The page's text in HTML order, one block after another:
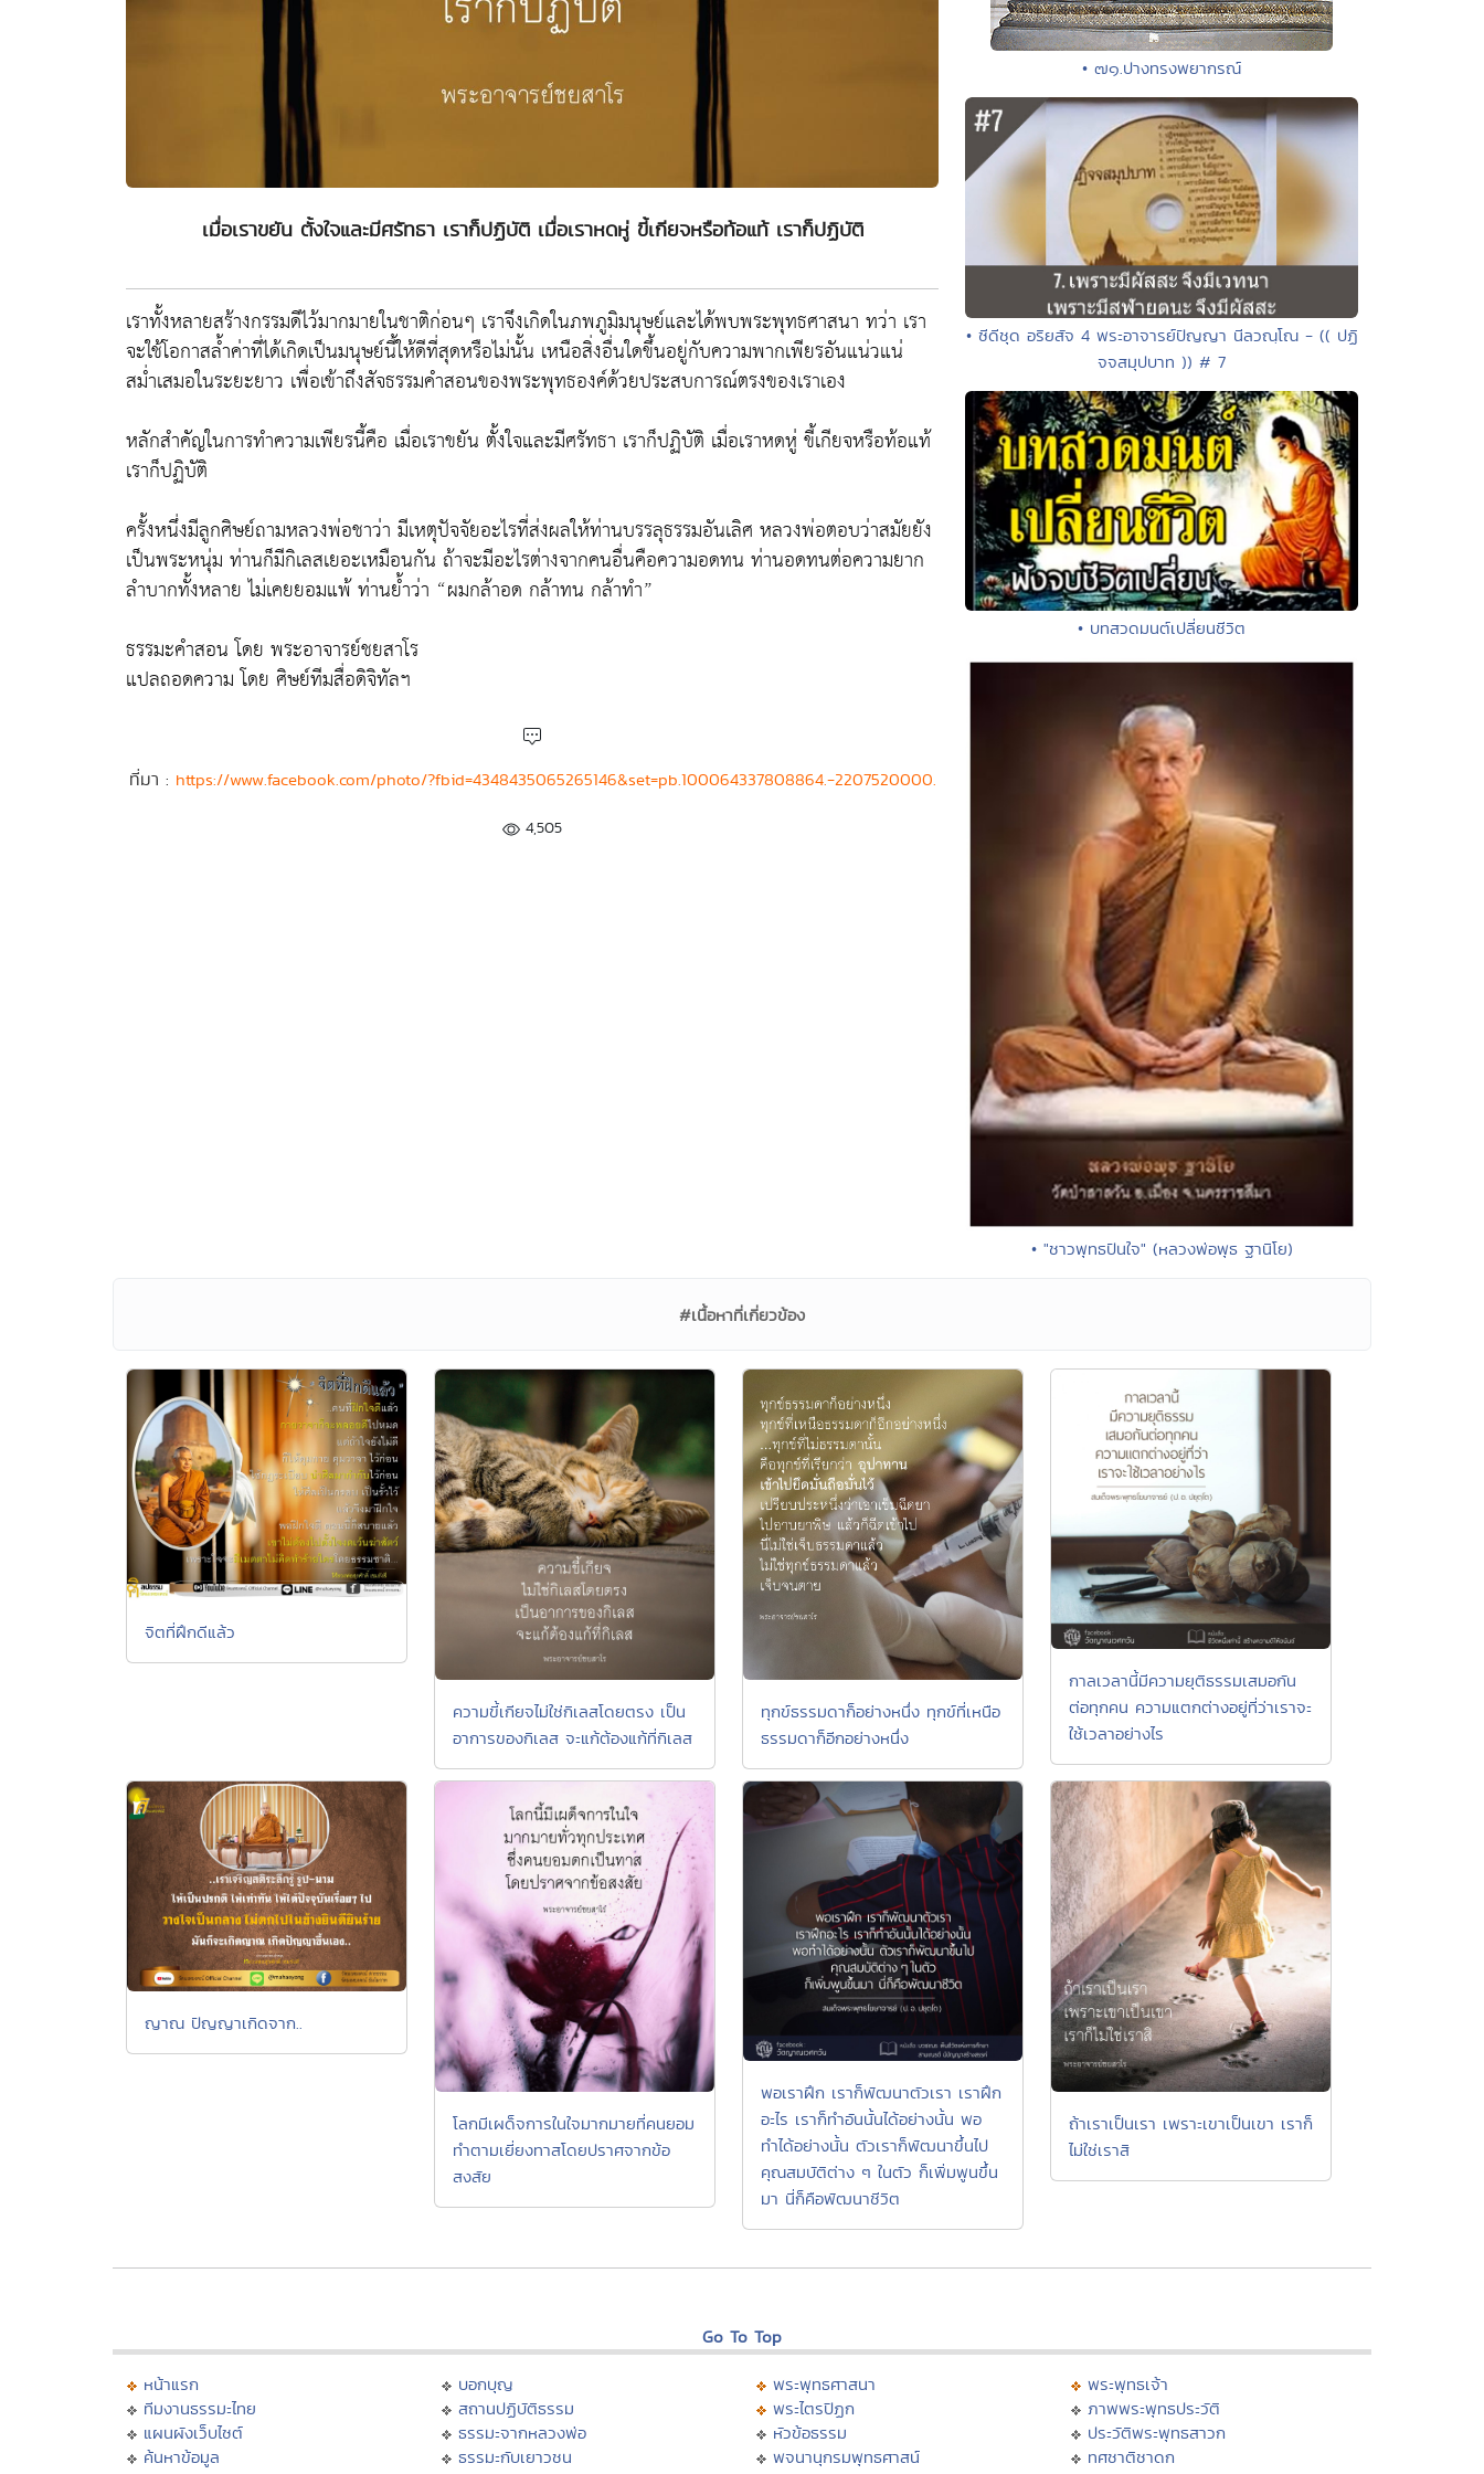
เมื่อเราขยัน ตั้งใจและมีศรัทธา เราก็ปฏิบัติ เมื่อเราหดหู่ ขี้เกียจหรือท้อแท้ เราก็ปฏิบัติ
เราทั้งหลายสร้างกรรมดีไว้มากมายในชาติก่อนๆ เราจึงเกิดในภพภูมิมนุษย์และได้พบพระพุทธศาสนา ทว่า เรา
จะใช้โอกาสล้ำค่าที่ได้เกิดเป็นมนุษย์นี้ให้ดีที่สุดหรือไม่นั้น เหนือสิ่งอื่นใดขึ้นอยู่กับความพากเพียรอันแน่วแน่
สม่ำเสมอในระยะยาว เพื่อเข้าถึงสัจธรรมคำสอนของพระพุทธองค์ด้วยประสบการณ์ตรงของเราเอง
หลักสำคัญในการทำความเพียรนี้คือ เมื่อเราขยัน ตั้งใจและมีศรัทธา เราก็ปฏิบัติ เมื่อเราหดหู่ ขี้เกียจหรือท้อแท้
เราก็ปฏิบัติ
ครั้งหนึ่งมีลูกศิษย์ถามหลวงพ่อชาว่า มีเหตุปัจจัยอะไรที่ส่งผลให้ท่านบรรลุธรรมอันเลิศ หลวงพ่อตอบว่าสมัยยัง
เป็นพระหนุ่ม ท่านก็มีกิเลสเยอะเหมือนกัน ถ้าจะมีอะไรต่างจากคนอื่นคือความอดทน ท่านอดทนต่อความยาก
ลำบากทั้งหลาย ไม่เคยยอมแพ้ ท่านย้ำว่า “ผมกล้าอด กล้าทน กล้าทำ”
ธรรมะคำสอน โดย พระอาจารย์ชยสาโร
แปลถอดความ โดย ศิษย์ทีมสื่อดิจิทัลฯ
ที่มา : https://www.facebook.com/photo/?fbid=4348435065265146&set=pb.100064337808864.-2207520000.
4,505
• ๗๑.ปางทรงพยากรณ์
• ซีดีชุด อริยสัจ 4 พระอาจารย์ปัญญา นีลวณฺโณ - (( ปฏิ
จจสมุปบาท )) # 7
• บทสวดมนต์เปลี่ยนชีวิต
• "ชาวพุทธปันใจ" (หลวงพ่อพุธ ฐานิโย)
#เนื้อหาที่เกี่ยวข้อง
จิตที่ฝึกดีแล้ว
ความขี้เกียจไม่ใช่กิเลสโดยตรง เป็น
อาการของกิเลส จะแก้ต้องแก้ที่กิเลส
ทุกข์ธรรมดาก็อย่างหนึ่ง ทุกข์ที่เหนือ
ธรรมดาก็อีกอย่างหนึ่ง
กาลเวลานี้มีความยุติธรรมเสมอกัน
ต่อทุกคน ความแตกต่างอยู่ที่ว่าเราจะ
ใช้เวลาอย่างไร
ญาณ ปัญญาเกิดจาก..
โลกมีเผด็จการในใจมากมายที่คนยอม
ทำตามเยี่ยงทาสโดยปราศจากข้อ
สงสัย
พอเราฝึก เราก็พัฒนาตัวเรา เราฝึก
อะไร เราก็ทำอันนั้นได้อย่างนั้น พอ
ทำได้อย่างนั้น ตัวเราก็พัฒนาขึ้นไป
คุณสมบัติต่าง ๆ ในตัว ก็เพิ่มพูนขึ้น
มา นี่ก็คือพัฒนาชีวิต
ถ้าเราเป็นเรา เพราะเขาเป็นเขา เราก็
ไม่ใช่เราสิ
Go To Top
หน้าแรก
ทีมงานธรรมะไทย
แผนผังเว็บไซต์
ค้นหาข้อมูล
บอกบุญ
สถานปฏิบัติธรรม
ธรรมะจากหลวงพ่อ
ธรรมะกับเยาวชน
พระพุทธศาสนา
พระไตรปิฏก
หัวข้อธรรม
พจนานุกรมพุทธศาสน์
พระพุทธเจ้า
ภาพพระพุทธประวัติ
ประวัติพระพุทธสาวก
ทศชาติชาดก